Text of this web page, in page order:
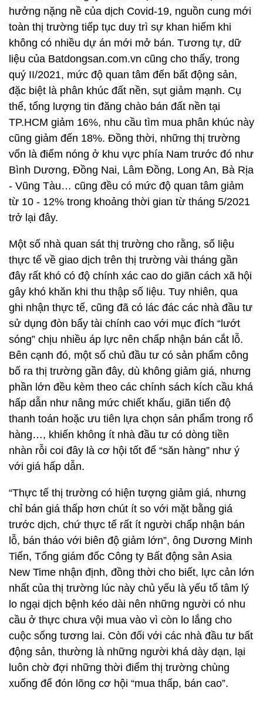
hưởng nặng nề của dịch Covid-19, nguồn cung mới
toàn thị trường tiếp tục duy trì sự khan hiếm khi
không có nhiều dự án mới mở bán. Tương tự, dữ
liệu của Batdongsan.com.vn cũng cho thấy, trong
quý II/2021, mức độ quan tâm đến bất động sản,
đặc biệt là phân khúc đất nền, sụt giảm mạnh. Cụ
thể, tổng lượng tin đăng chào bán đất nền tại
TP.HCM giảm 16%, nhu cầu tìm mua phân khúc này
cũng giảm đến 18%. Đồng thời, những thị trường
vốn là điểm nóng ở khu vực phía Nam trước đó như
Bình Dương, Đồng Nai, Lâm Đồng, Long An, Bà Rịa
- Vũng Tàu… cũng đều có mức độ quan tâm giảm
từ 10 - 12% trong khoảng thời gian từ tháng 5/2021
trở lại đây.
Một số nhà quan sát thị trường cho rằng, số liệu
thực tế về giao dịch trên thị trường vài tháng gần
đây rất khó có độ chính xác cao do giãn cách xã hội
gây khó khăn khi thu thập số liệu. Tuy nhiên, qua
ghi nhận thực tế, cũng đã có lác đác các nhà đầu tư
sử dụng đòn bẩy tài chính cao với mục đích “lướt
sóng” chịu nhiều áp lực nên chấp nhận bán cắt lỗ.
Bên cạnh đó, một số chủ đầu tư có sản phẩm công
bố ra thị trường gần đây, dù không giảm giá, nhưng
phần lớn đều kèm theo các chính sách kích cầu khá
hấp dẫn như nâng mức chiết khấu, giãn tiến độ
thanh toán hoặc ưu tiên lựa chọn sản phẩm trong rổ
hàng…, khiến không ít nhà đầu tư có dòng tiền
nhàn rỗi coi đây là cơ hội tốt để “săn hàng” như ý
với giá hấp dẫn.
“Thực tế thị trường có hiện tượng giảm giá, nhưng
chỉ bán giá thấp hơn chút ít so với mặt bằng giá
trước dịch, chứ thực tế rất ít người chấp nhận bán
lỗ, bán tháo với biên độ giảm lớn”, ông Dương Minh
Tiến, Tổng giám đốc Công ty Bất động sản Asia
New Time nhận định, đồng thời cho biết, lực cản lớn
nhất của thị trường lúc này chủ yếu là yếu tố tâm lý
lo ngại dịch bệnh kéo dài nên những người có nhu
cầu ở thực chưa vội mua vào vì còn lo lắng cho
cuộc sống tương lai. Còn đối với các nhà đầu tư bất
động sản, thường là những người khá dày dạn, lại
luôn chờ đợi những thời điểm thị trường chùng
xuống để đón lõng cơ hội “mua thấp, bán cao”.